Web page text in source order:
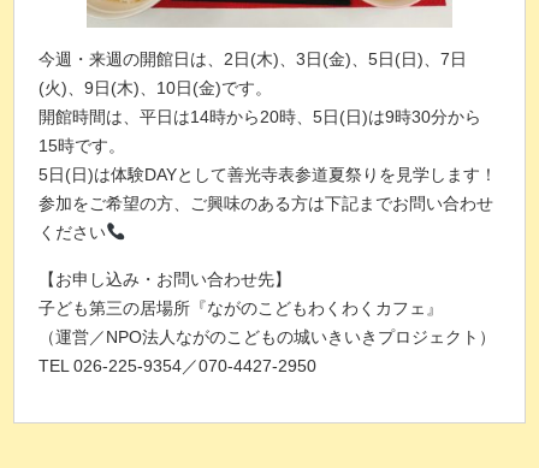
今週・来週の開館日は、2日(木)、3日(金)、5日(日)、7日
(火)、9日(木)、10日(金)です。
開館時間は、平日は14時から20時、5日(日)は9時30分から
15時です。
5日(日)は体験DAYとして善光寺表参道夏祭りを見学します！
参加をご希望の方、ご興味のある方は下記までお問い合わせ
ください
【お申し込み・お問い合わせ先】
子ども第三の居場所『ながのこどもわくわくカフェ』
（運営／NPO法人ながのこどもの城いきいきプロジェクト）
TEL 026-225-9354／070-4427-2950